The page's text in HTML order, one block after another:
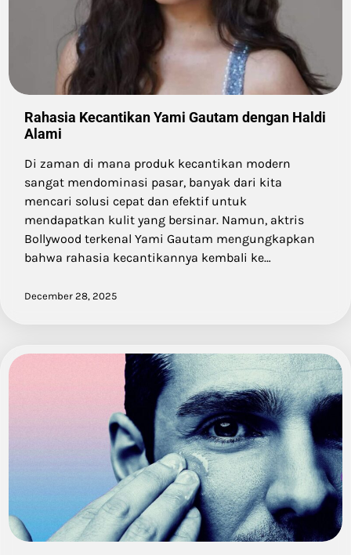
Rahasia Kecantikan Yami Gautam dengan Haldi
Alami
Di zaman di mana produk kecantikan modern
sangat mendominasi pasar, banyak dari kita
mencari solusi cepat dan efektif untuk
mendapatkan kulit yang bersinar. Namun, aktris
Bollywood terkenal Yami Gautam mengungkapkan
bahwa rahasia kecantikannya kembali ke…
December 28, 2025